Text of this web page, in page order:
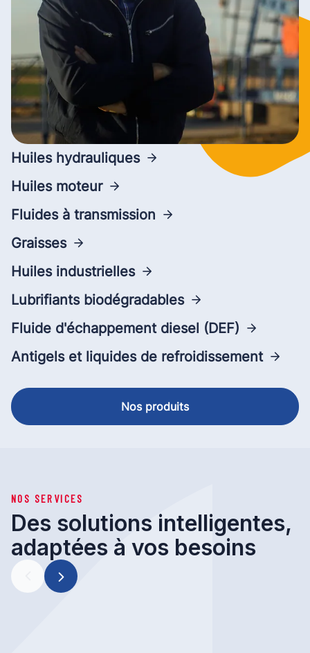
Huiles hydrauliques
Huiles moteur
Fluides à transmission
Graisses
Huiles industrielles
Lubrifiants biodégradables
Fluide d'échappement diesel (DEF)
Antigels et liquides de refroidissement
Nos produits
NOS SERVICES
Des solutions intelligentes,
adaptées à vos besoins